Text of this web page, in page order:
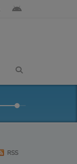
RSS